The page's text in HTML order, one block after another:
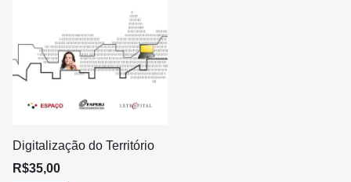
Digitalização do Território
R$35,00